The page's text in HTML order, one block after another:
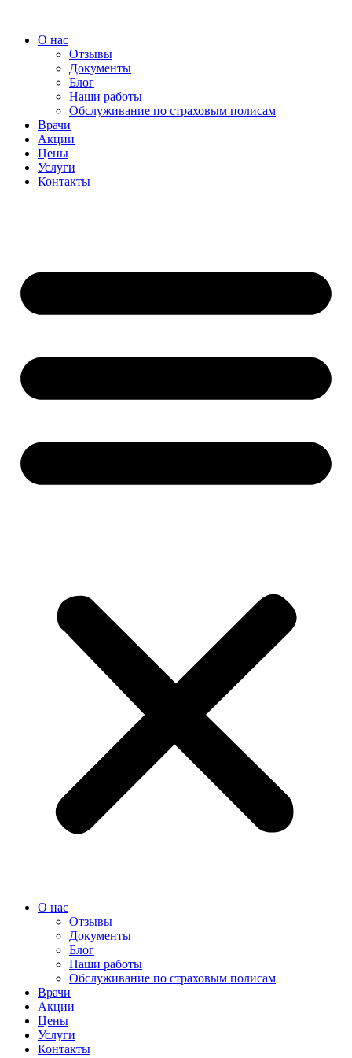
содержимому
О нас
Отзывы
Документы
Блог
Наши работы
Обслуживание по страховым полисам
Врачи
Акции
Цены
Услуги
Контакты
О нас
Отзывы
Документы
Блог
Наши работы
Обслуживание по страховым полисам
Врачи
Акции
Цены
Услуги
Контакты